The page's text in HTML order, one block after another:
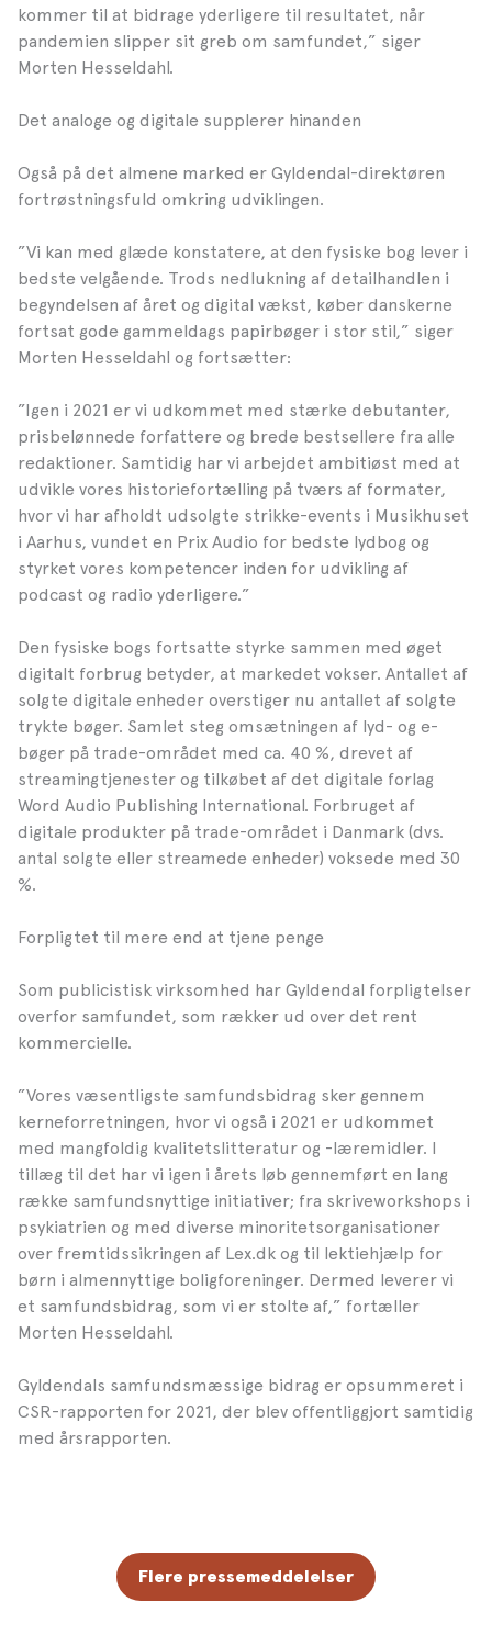
kommer til at bidrage yderligere til resultatet, når
pandemien slipper sit greb om samfundet,” siger
Morten Hesseldahl.
Det analoge og digitale supplerer hinanden
Også på det almene marked er Gyldendal-direktøren
fortrøstningsfuld omkring udviklingen.
”Vi kan med glæde konstatere, at den fysiske bog lever i
bedste velgående. Trods nedlukning af detailhandlen i
begyndelsen af året og digital vækst, køber danskerne
fortsat gode gammeldags papirbøger i stor stil,” siger
Morten Hesseldahl og fortsætter:
”Igen i 2021 er vi udkommet med stærke debutanter,
prisbelønnede forfattere og brede bestsellere fra alle
redaktioner. Samtidig har vi arbejdet ambitiøst med at
udvikle vores historiefortælling på tværs af formater,
hvor vi har afholdt udsolgte strikke-events i Musikhuset
i Aarhus, vundet en Prix Audio for bedste lydbog og
styrket vores kompetencer inden for udvikling af
podcast og radio yderligere.”
Den fysiske bogs fortsatte styrke sammen med øget
digitalt forbrug betyder, at markedet vokser. Antallet af
solgte digitale enheder overstiger nu antallet af solgte
trykte bøger. Samlet steg omsætningen af lyd- og e-
bøger på trade-området med ca. 40 %, drevet af
streamingtjenester og tilkøbet af det digitale forlag
Word Audio Publishing International. Forbruget af
digitale produkter på trade-området i Danmark (dvs.
antal solgte eller streamede enheder) voksede med 30
%.
Forpligtet til mere end at tjene penge
Som publicistisk virksomhed har Gyldendal forpligtelser
overfor samfundet, som rækker ud over det rent
kommercielle.
”Vores væsentligste samfundsbidrag sker gennem
kerneforretningen, hvor vi også i 2021 er udkommet
med mangfoldig kvalitetslitteratur og -læremidler. I
tillæg til det har vi igen i årets løb gennemført en lang
række samfundsnyttige initiativer; fra skriveworkshops i
psykiatrien og med diverse minoritetsorganisationer
over fremtidssikringen af Lex.dk og til lektiehjælp for
børn i almennyttige boligforeninger. Dermed leverer vi
et samfundsbidrag, som vi er stolte af,” fortæller
Morten Hesseldahl.
Gyldendals samfundsmæssige bidrag er opsummeret i
CSR-rapporten for 2021, der blev offentliggjort samtidig
med årsrapporten.
Flere pressemeddelelser